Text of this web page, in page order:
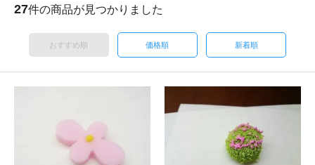
27件の商品が見つかりました
おすすめ順 価格順 新着順